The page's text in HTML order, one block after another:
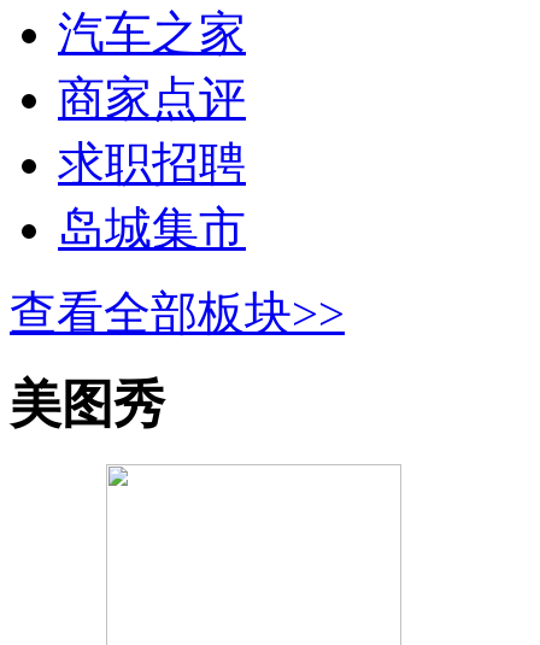
汽车之家
商家点评
求职招聘
岛城集市
查看全部板块>>
美图秀